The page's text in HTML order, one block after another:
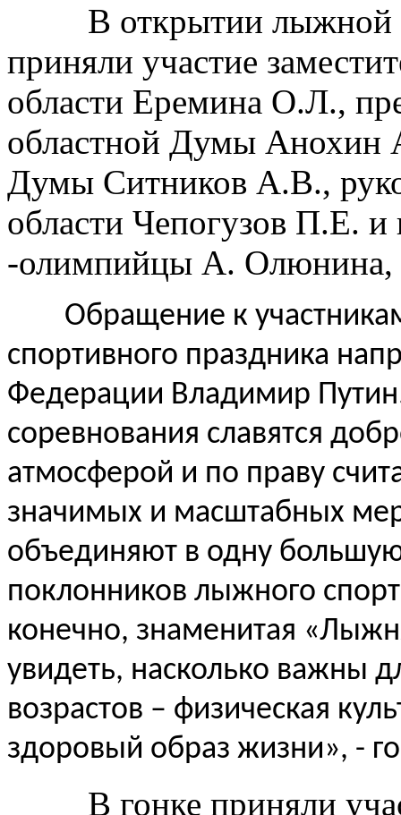
В открытии лыжной
приняли участие
области Еремина О.Л.,
областной Думы Анохин
Думы Ситников А.В.,
области Чепогузов П.Е.
-олимпийцы А. Олюнина,
Обращение к
спортивного праздника
Федерации Владимир
соревнования славятся
атмосферой и по праву
значимых и масштабных
объединяют в одну
поклонников лыжного
конечно, знаменитая
увидеть, насколько важны
возрастов – физическая
здоровый образ жизни», -
В гонке приняли